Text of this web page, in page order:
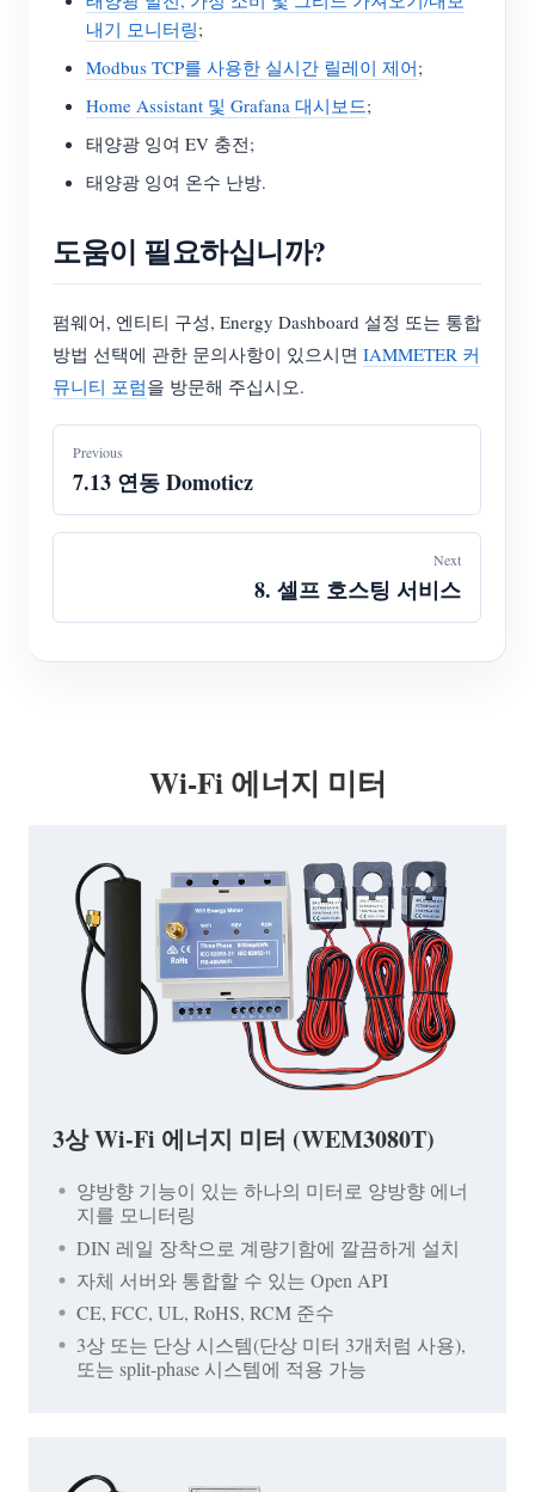
내기 모니터링;
Modbus TCP를 사용한 실시간 릴레이 제어;
Home Assistant 및 Grafana 대시보드;
태양광 잉여 EV 충전;
태양광 잉여 온수 난방.
도움이 필요하십니까?
펌웨어, 엔티티 구성, Energy Dashboard 설정 또는 통합
방법 선택에 관한 문의사항이 있으시면 IAMMETER 커
뮤니티 포럼을 방문해 주십시오.
Previous
7.13 연동 Domoticz
Next
8. 셀프 호스팅 서비스
Wi-Fi 에너지 미터
3상 Wi-Fi 에너지 미터 (WEM3080T)
양방향 기능이 있는 하나의 미터로 양방향 에너
지를 모니터링
DIN 레일 장착으로 계량기함에 깔끔하게 설치
자체 서버와 통합할 수 있는 Open API
CE, FCC, UL, RoHS, RCM 준수
3상 또는 단상 시스템(단상 미터 3개처럼 사용),
또는 split-phase 시스템에 적용 가능